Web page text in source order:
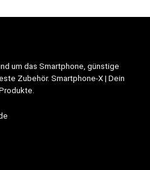
um das Smartphone, günstige
Zubehör. Smartphone-X | Dein